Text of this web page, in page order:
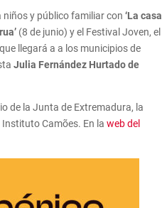
niños y público familiar con‘La casa
(8 de junio) y el Festival Joven, el
llegará a a los municipios de
Julia Fernández Hurtado de
de la Junta de Extremadura, la
Instituto Camões. En laweb del